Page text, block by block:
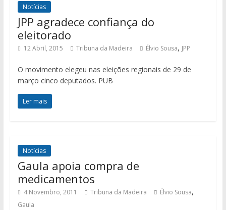
Notícias
JPP agradece confiança do
eleitorado
12 Abril, 2015 Tribuna da Madeira Élvio Sousa, JPP
O movimento elegeu nas eleições regionais de 29 de
março cinco deputados. PUB
Ler mais
Notícias
Gaula apoia compra de
medicamentos
4 Novembro, 2011 Tribuna da Madeira Élvio Sousa,
Gaula